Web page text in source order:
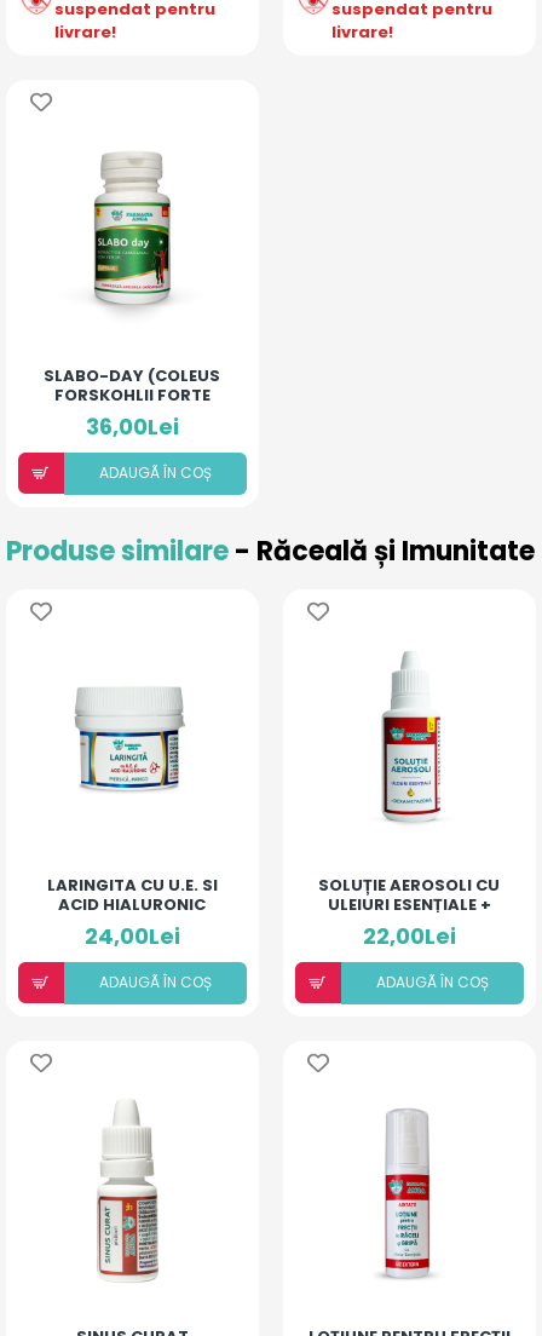
suspendat pentru
livrare!
suspendat pentru
livrare!
SLABO-DAY (COLEUS
FORSKOHLII FORTE
40MG)
36,00Lei
ADAUGÃ ÎN COȘ
Produse similare- Răceală și Imunitate
LARINGITA CU U.E. SI
ACID HIALURONIC
(PIERSICĂ ȘI MANGO)
24,00Lei
ADAUGÃ ÎN COȘ
SOLUȚIE AEROSOLI CU
ULEIURI ESENȚIALE +
DEXAMETAZONĂ
22,00Lei
ADAUGÃ ÎN COȘ